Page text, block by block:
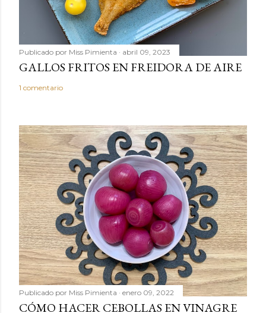
Publicado por Miss Pimienta abril 09, 2023
GALLOS FRITOS EN FREIDORA DE AIRE
1 comentario
Publicado por Miss Pimienta enero 09, 2022
CÓMO HACER CEBOLLAS EN VINAGRE